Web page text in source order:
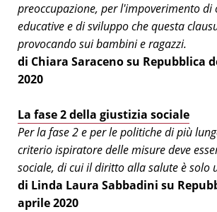
preoccupazione, per l'impoverimento
educative e di sviluppo che questa
provocando sui bambini e ragazzi.
di Chiara Saraceno su Repubblica
2020
La fase 2 della giustizia sociale
Per la fase 2 e per le politiche di più
criterio ispiratore delle misure deve
sociale, di cui il diritto alla salute è solo
di Linda Laura Sabbadini su
aprile 2020